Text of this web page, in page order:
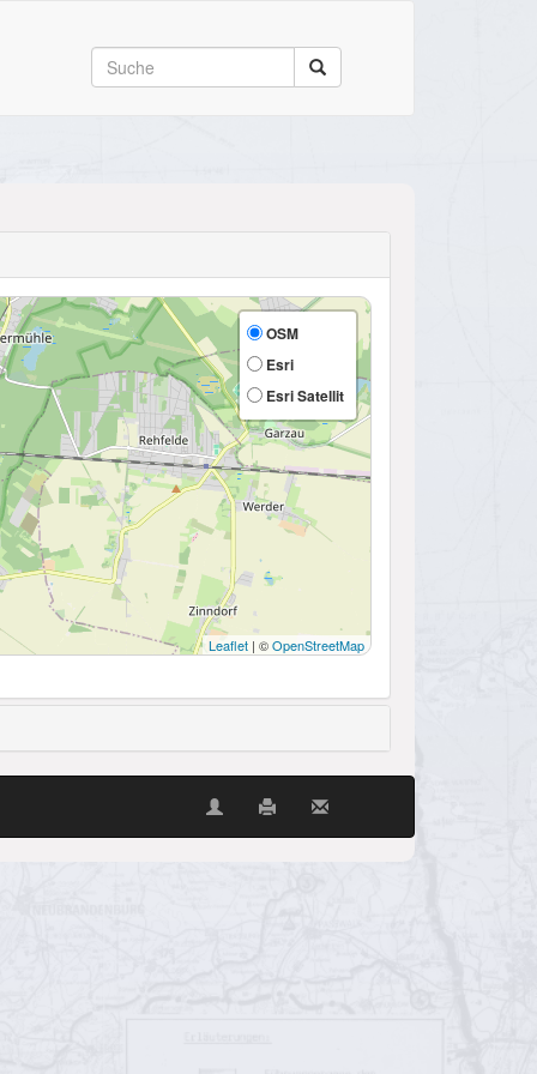
OSM
Esri
Esri Satellit
Leaflet | ©OpenStreetMap